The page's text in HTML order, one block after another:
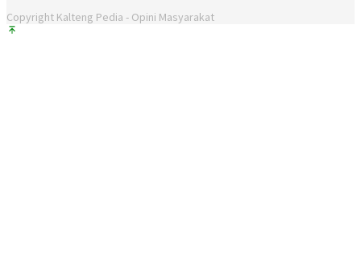
Copyright Kalteng Pedia - Opini Masyarakat